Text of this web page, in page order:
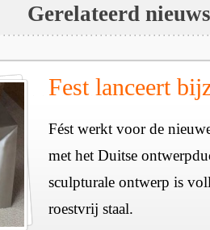
Gerelateerd nieuws
Fest lanceert
Fést werkt voor de
met het Duitse
sculpturale ontwerp is
roestvrij staal.